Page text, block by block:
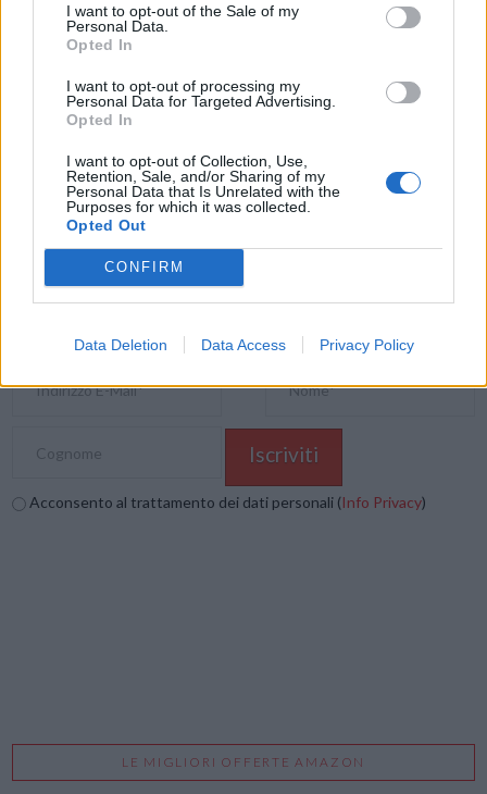
I want to opt-out of the Sale of my
Personal Data.
Opted In
I want to opt-out of processing my
Personal Data for Targeted Advertising.
Opted In
I want to opt-out of Collection, Use,
Retention, Sale, and/or Sharing of my
Personal Data that Is Unrelated with the
Purposes for which it was collected.
Opted Out
CONFIRM
Data Deletion Data Access Privacy Policy
autonome, intelligenti e intrinsecamente sicure”.
Condividi questo articolo:
Mastodon Telegram WhatsApp
Stampa
Vuoi ricevere gli aggiornamenti delle news di TecnoGazzetta?
Acconsento al trattamento dei dati personali (Info Privacy)
LE MIGLIORI OFFERTE AMAZON